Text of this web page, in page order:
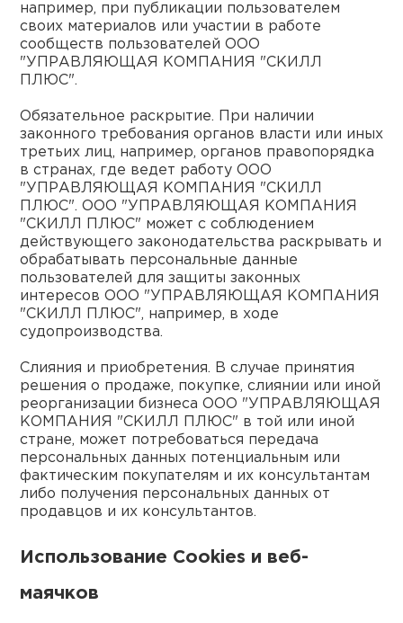
например, при публикации пользователем
своих материалов или участии в работе
сообществ пользователей ООО
"УПРАВЛЯЮЩАЯ КОМПАНИЯ "СКИЛЛ
ПЛЮС".
Обязательное раскрытие. При наличии
законного требования органов власти или иных
третьих лиц, например, органов правопорядка
в странах, где ведет работу ООО
"УПРАВЛЯЮЩАЯ КОМПАНИЯ "СКИЛЛ
ПЛЮС". ООО "УПРАВЛЯЮЩАЯ КОМПАНИЯ
"СКИЛЛ ПЛЮС" может с соблюдением
действующего законодательства раскрывать и
обрабатывать персональные данные
пользователей для защиты законных
интересов ООО "УПРАВЛЯЮЩАЯ КОМПАНИЯ
"СКИЛЛ ПЛЮС", например, в ходе
судопроизводства.
Слияния и приобретения. В случае принятия
решения о продаже, покупке, слиянии или иной
реорганизации бизнеса ООО "УПРАВЛЯЮЩАЯ
КОМПАНИЯ "СКИЛЛ ПЛЮС" в той или иной
стране, может потребоваться передача
персональных данных потенциальным или
фактическим покупателям и их консультантам
либо получения персональных данных от
продавцов и их консультантов.
Использование Cookies и веб-
маячков